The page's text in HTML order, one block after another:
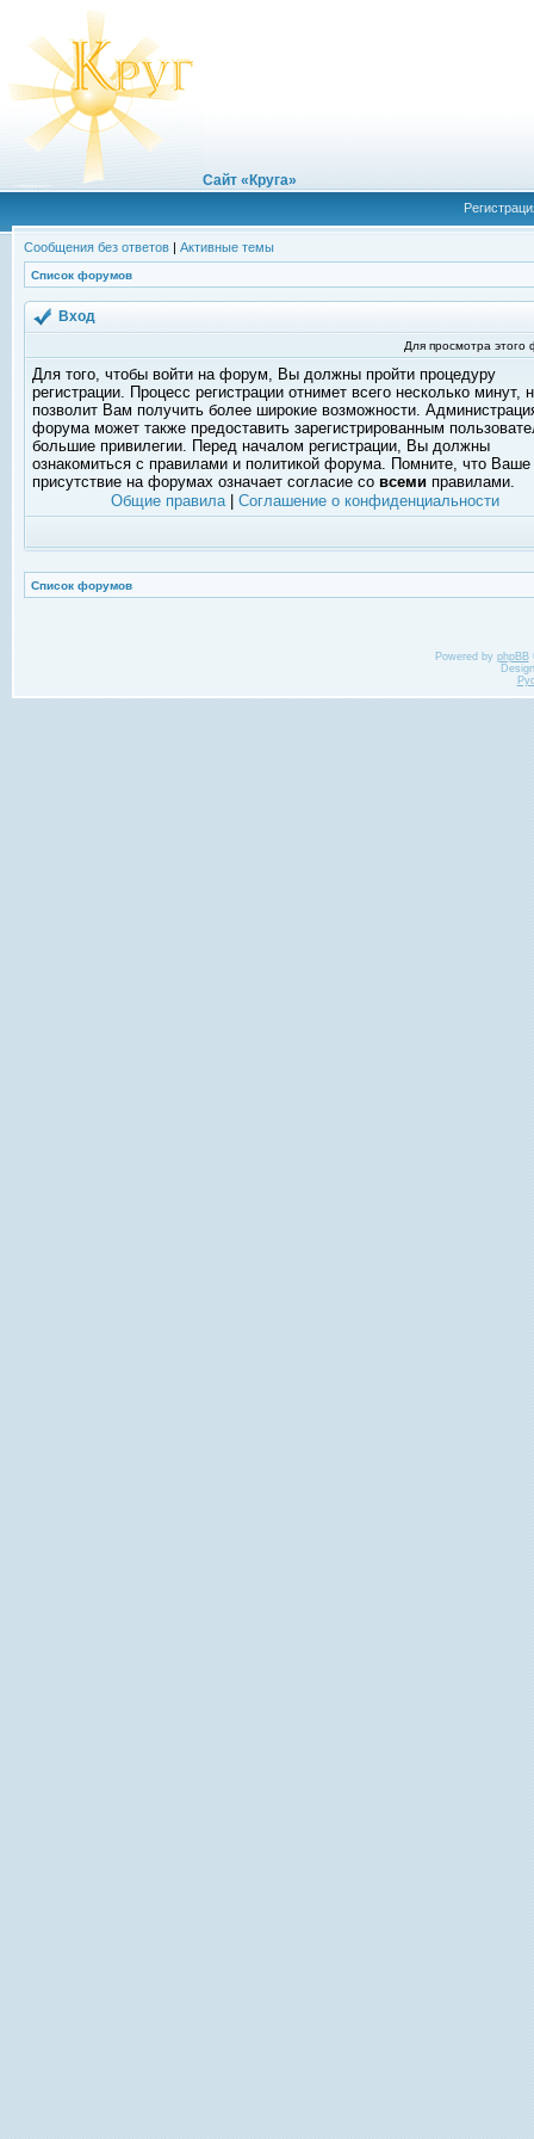
Сайт «Круга»
Сообщения без ответов | Активные темы
Список форумов
Вход
Для просмотра
Для того, чтобы войти на форум, Вы должны пройти процедуру
регистрации. Процесс регистрации отнимет всего несколько минут,
позволит Вам получить более широкие возможности.
форума может также предоставить зарегистрированным
большие привилегии. Перед началом регистрации, Вы должны
ознакомиться с правилами и политикой форума. Помните, что Ваше
присутствие на форумах означает согласие со всеми правилами.
Общие правила| Соглашение о конфиденциальности
Список форумов
Powered by phpBB